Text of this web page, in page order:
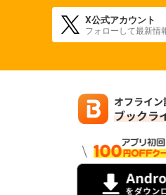
X公式アカウント
フォローして最新情